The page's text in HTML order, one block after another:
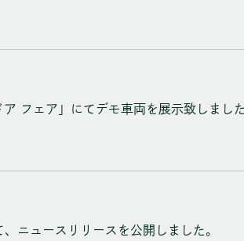
フェア」にてデモ車両を展示致しまし
ニュースリリースを公開しました。